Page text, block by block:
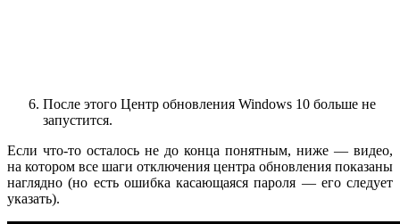
После этого Центр обновления Windows 10 больше не
запустится.
Если что-то осталось не до конца понятным, ниже — видео,
на котором все шаги отключения центра обновления показаны
наглядно (но есть ошибка касающаяся пароля — его следует
указать).